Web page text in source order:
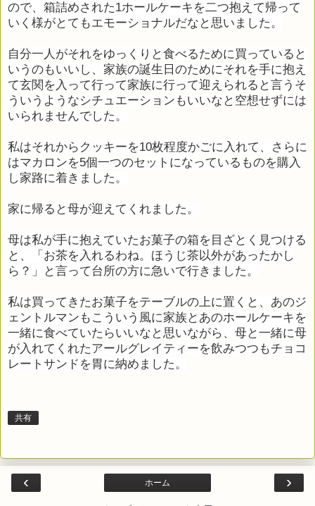
ので、箱詰めされた1ホールケーキを二つ抱えて帰って
いく様がとてもエモーショナルだなと思いました。
自分一人がそれをゆっくりと食べるために買っていると
いうのもいいし、家族の誕生日のためにそれを手に抱え
て玄関を入って行って家族に行って迎えられると言うそ
ういうようなシチュエーションもいいなと空想せずには
いられませんでした。
私はそれからクッキーを10枚程度かごに入れて、さらに
はマカロンを5個一つのセットになっているものを購入
し家路に着きました。
家に帰ると母が迎えてくれました。
母は私が手に抱えていたお菓子の箱を目ざとく見つける
と、「お茶を入れるわね。ほうじ茶以外があったかし
ら？」と言って台所の方に急いで行きました。
私は買ってきたお菓子をテーブルの上に置くと、あのジ
ェントルマンもこういう風に家族とあのホールケーキを
一緒に食べていたらいいなと思いながら、母と一緒に母
が入れてくれたアールグレイティーを飲みつつもチョコ
レートサンドを胃に納めました。
共有
‹ ›
ホーム